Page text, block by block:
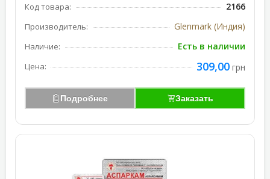
Код товара: 2166
Производитель: Glenmark (Индия)
Наличие: Есть в наличии
Цена: 309,00 грн
Подробнее Заказать